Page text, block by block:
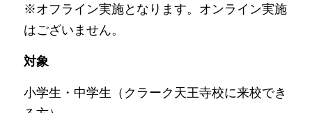
※オフライン実施となります。オンライン実施
はございません。
対象
小学生・中学生（クラーク天王寺校に来校でき